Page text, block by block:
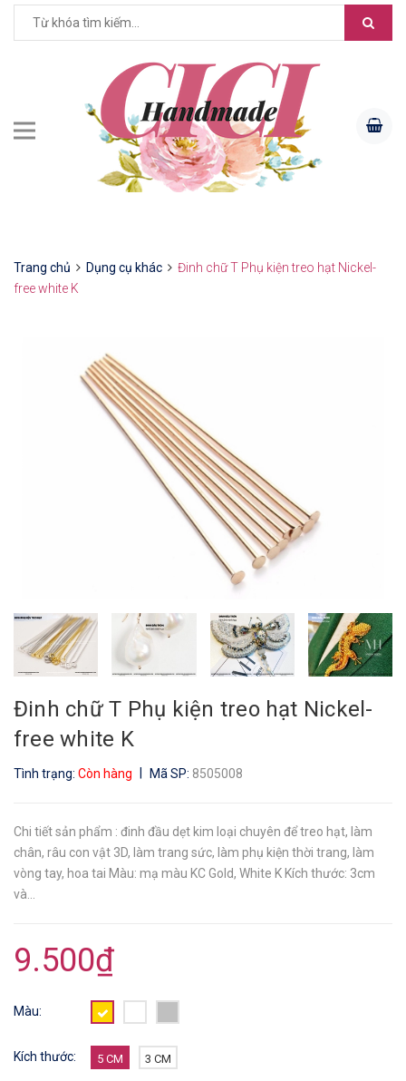
Trang chủ Dụng cụ khác
Đinh chữ T Phụ kiện treo hạt Nickel-
free white K
Đinh chữ T Phụ kiện treo hạt Nickel-
free white K
Tình trạng: Còn hàng | Mã SP: 8505008
Chi tiết sản phẩm : đinh đầu dẹt kim loại chuyên để treo hạt, làm
chân, râu con vật 3D, làm trang sức, làm phụ kiện thời trang, làm
vòng tay, hoa tai Màu: mạ màu KC Gold, White K Kích thước: 3cm
và...
9.500₫
Màu:
Kích thước: 5 CM 3 CM